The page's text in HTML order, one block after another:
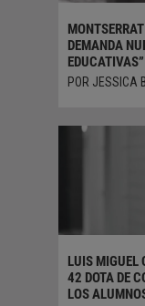
DEMANDA
EDUCATIVAS”
POR JESSICA
LUIS MIGUEL
42 DOTA DE
LOS